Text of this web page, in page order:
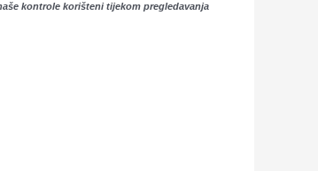
kontrole korišteni tijekom pregledavanja